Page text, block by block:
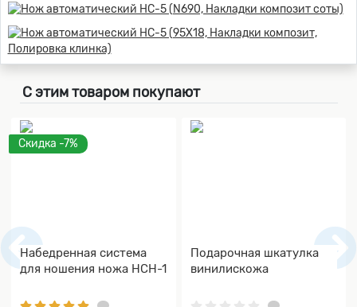
С этим товаром покупают
Скидка -7%
Набедренная система
для ношения ножа НСН-1
Подарочная шкатулка
винилискожа